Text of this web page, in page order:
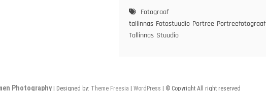
Fotograaf
tallinnas Fotostuudio Portree Portreefotograaf
Tallinnas Stuudio
Photography| Designed by: Theme Freesia | WordPress | © Copyright All right reserved